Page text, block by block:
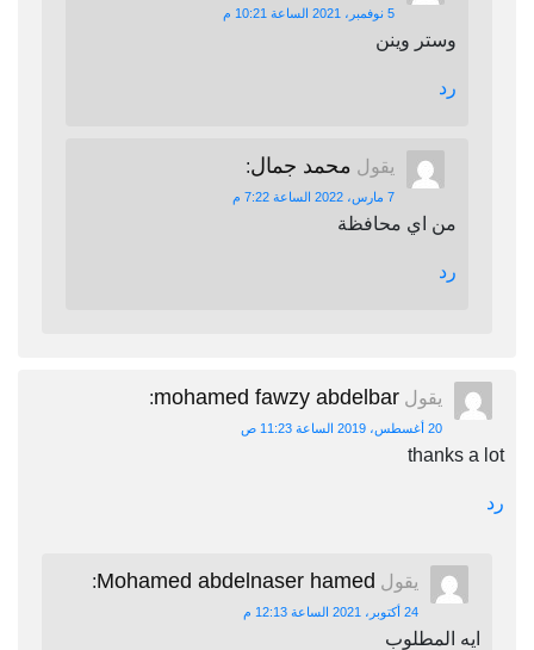
5 نوفمبر، 2021 الساعة 10:21 م
وستر وينن
رد
يقول محمد جمال:
7 مارس، 2022 الساعة 7:22 م
من اي محافظة
رد
يقول mohamed fawzy abdelbar
:
20 أغسطس، 2019 الساعة 11:23 ص
thanks a lot
رد
يقول Mohamed abdelnaser hamed
:
24 أكتوبر، 2021 الساعة 12:13 م
ايه المطلوب